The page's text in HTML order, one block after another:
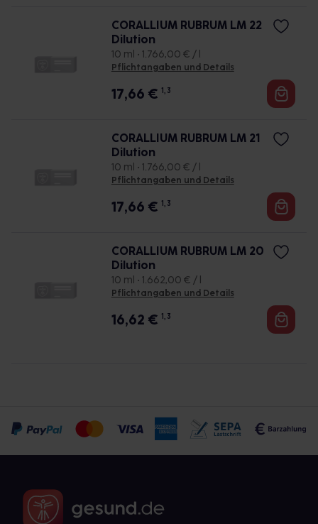
CORALLIUM RUBRUM LM 22
Dilution
10 ml • 1.766,00 € / l
Pflichtangaben und Details
17,66 € 1, 3
CORALLIUM RUBRUM LM 21
Dilution
10 ml • 1.766,00 € / l
Pflichtangaben und Details
17,66 € 1, 3
CORALLIUM RUBRUM LM 20
Dilution
10 ml • 1.662,00 € / l
Pflichtangaben und Details
16,62 € 1, 3